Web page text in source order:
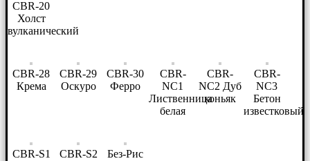
CBR-20
Холст
вулканический
CBR-28
Крема
CBR-29
Оскуро
CBR-30
Ферро
CBR-
NC1
Лиственница
белая
CBR-
NC2 Дуб
коньяк
CBR-
NC3
Бетон
известковый
CBR-S1
CBR-S2
Без-Рис